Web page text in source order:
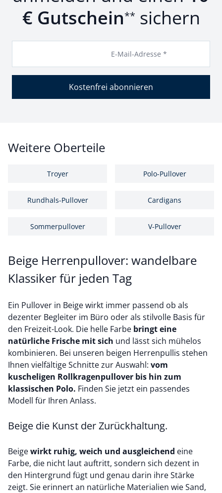
€ Gutschein** sichern
E-Mail-Adresse *
Kostenfrei abonnieren
Weitere Oberteile
Troyer Polo-Pullover
Rundhals-Pullover Cardigans
Sommerpullover V-Pullover
Beige Herrenpullover: wandelbare
Klassiker für jeden Tag
Ein Pullover in Beige wirkt immer passend ob als
dezenter Begleiter im Büro oder als stilvolle Basis für
den Freizeit-Look. Die helle Farbe bringt eine
natürliche Frische mit sich und lässt sich mühelos
kombinieren. Bei unseren beigen Herrenpullis stehen
Ihnen vielfältige Schnitte zur Auswahl: vom
kuscheligen Rollkragenpullover bis hin zum
klassischen Polo. Finden Sie jetzt ein passendes
Modell für Ihren Anlass.
Beige die Kunst der Zurückhaltung.
Beigewirkt ruhig, weich und ausgleichend eine
Farbe, die nicht laut auftritt, sondern sich dezent in
den Hintergrund fügt und genau darin ihre Stärke
zeigt. Sie erinnert an natürliche Materialien wie Sand,